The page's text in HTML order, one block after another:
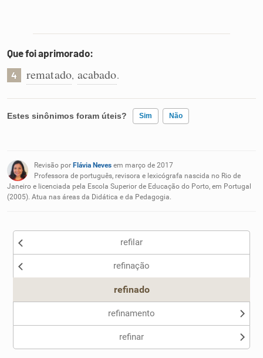
Que foi aprimorado:
4 rematado, acabado.
Estes sinônimos foram úteis? Sim Não
Nenhum dos sinônimos apresentados me ajudou
Outro
Revisão por Flávia Neves em março de 2017
Professora de português, revisora e lexicógrafa nascida no Rio de
Janeiro e licenciada pela Escola Superior de Educação do Porto, em Portugal
(2005). Atua nas áreas da Didática e da Pedagogia.
refilar
refinação
refinado
refinamento
refinar